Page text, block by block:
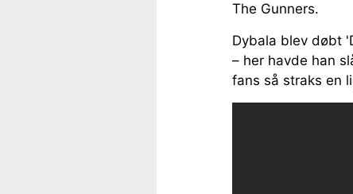
The Gunners.
Dybala blev døbt
– her havde han
fans så straks en